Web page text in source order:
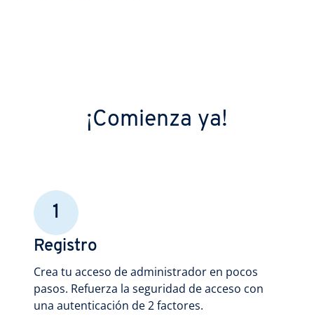
¡Comienza ya!
1
Registro
Crea tu acceso de administrador en pocos
pasos. Refuerza la seguridad de acceso con
una autenticación de 2 factores.